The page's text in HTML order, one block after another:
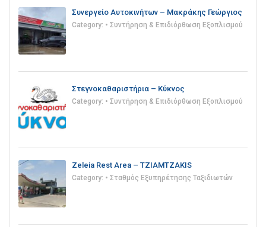
Συνεργείο Αυτοκινήτων – Μακράκης Γεώργιος
Category: • Συντήρηση & Επιδιόρθωση Εξοπλισμού
Στεγνοκαθαριστήρια – Κύκνος
Category: • Συντήρηση & Επιδιόρθωση Εξοπλισμού
Zeleia Rest Area – TZIAMTZAKIS
Category: • Σταθμός Εξυπηρέτησης Ταξιδιωτών